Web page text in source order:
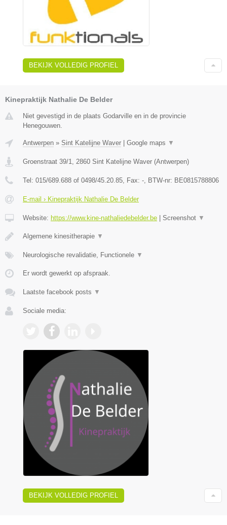
BEKIJK VOLLEDIG PROFIEL
Kinepraktijk Nathalie De Belder
Niet gevestigd in de plaats Godarville en in de provincie
Henegouwen.
Antwerpen » Sint Katelijne Waver Google maps ▼
Groenstraat 39/1, 2860 Sint Katelijne Waver (Antwerpen)
Tel: 015/689.688 of 0498/45.20.85, Fax: -, BTW-nr: BE0815788806
E-mail › Kinepraktijk Nathalie De Belder
Website: https://www.kine-nathaliedebelder.be Screenshot ▼
Algemene kinesitherapie ▼
Neurologische revalidatie, Functionele ▼
Er wordt gewerkt op afspraak.
Laatste facebook posts ▼
Sociale media:
BEKIJK VOLLEDIG PROFIEL